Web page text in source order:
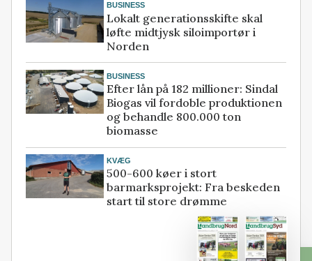
BUSINESS
Lokalt generationsskifte skal
løfte midtjysk siloimportør i
Norden
BUSINESS
Efter lån på 182 millioner: Sindal
Biogas vil fordoble produktionen
og behandle 800.000 ton
biomasse
KVÆG
500-600 køer i stort
barmarksprojekt: Fra beskeden
start til store drømme